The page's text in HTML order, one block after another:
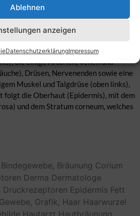
Ablehnen
anzeigen
DatenschutzerklärungImpressum
unten nach oben erkennt man einen
mit der darauf folgenden Fascie. Dann
welche zahlreiche Gefäße enthält
(grün). Anschließend sieht
die einige Arterien, Venen und
Drüsen, Nervenenden sowie eine
Muskel und Talgdrüse (oben links),
folgt die Oberhaut (Epidermis), mit dem
und dem Stratum corneum, welches
Bindegewebe, Bräunung Corium
Derma Dermatologe
Druckrezeptoren Epidermis Fett
Gewebe, Grafik, Haar Haarwurzel